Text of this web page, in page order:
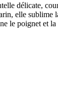
délicate,
elle sublime
le poignet et la